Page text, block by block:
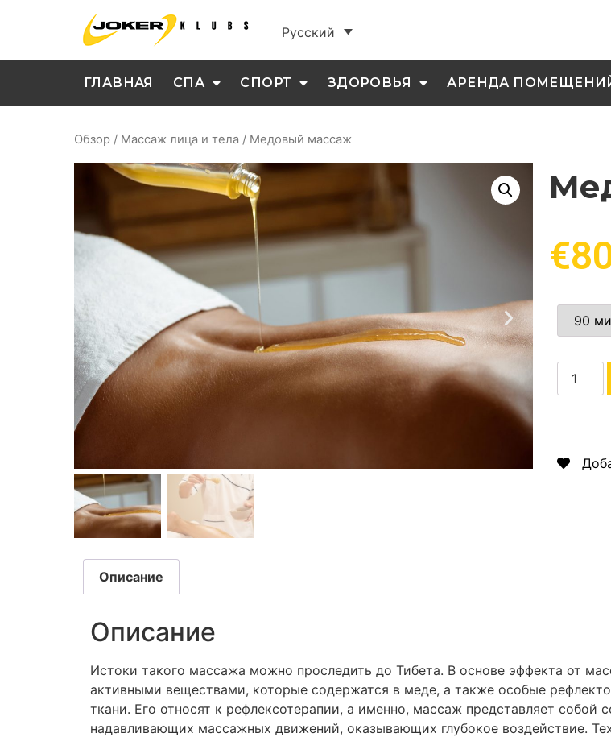
Русский
ГЛАВНАЯ СПА СПОРТ ЗДОРОВЬЯ АРЕНДА
Обзор / Массаж лица и тела / Медовый массаж
€
Описание
Описание
Истоки такого массажа можно проследить до Тибета. В основе эффекта от
активными веществами, которые содержатся в меде, а также особые
ткани. Его относят к рефлексотерапии, а именно, массаж представляет
надавливающих массажных движений, оказывающих глубокое воздействие.